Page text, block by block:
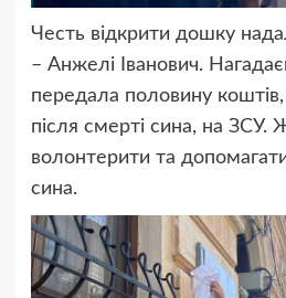
Честь відкрити дошку
– Анжелі Іванович.
передала половину
після смерті сина, на ЗСУ.
волонтерити та
сина.